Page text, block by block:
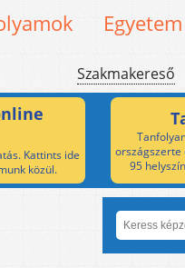
Egyetem
Szakmakereső
Kattints ide
közül.
országszerte
95